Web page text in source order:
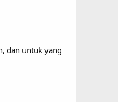
dan untuk yang